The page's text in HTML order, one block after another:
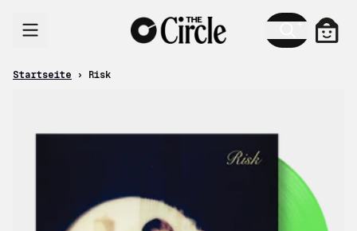
Startseite › Risk